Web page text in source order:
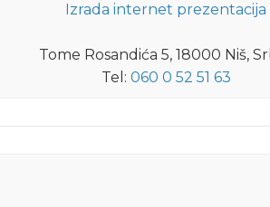
Izrada internet prezentacija
Tome Rosandića 5, 18000 Niš,
Tel: 060 0 52 51 63